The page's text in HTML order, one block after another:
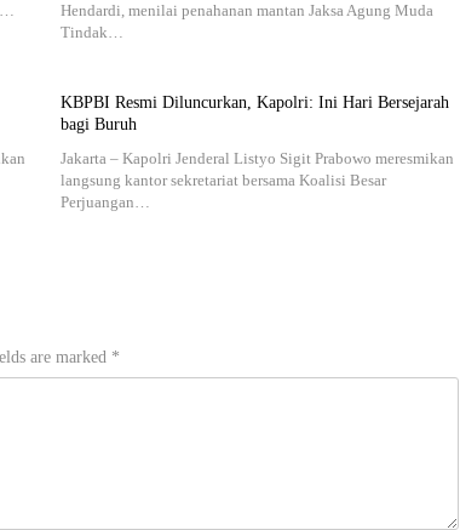
Hendardi, menilai penahanan mantan Jaksa Agung Muda
Tindak…
KBPBI Resmi Diluncurkan, Kapolri: Ini Hari Bersejarah
bagi Buruh
Jakarta – Kapolri Jenderal Listyo Sigit Prabowo meresmikan
langsung kantor sekretariat bersama Koalisi Besar
Perjuangan…
are marked *